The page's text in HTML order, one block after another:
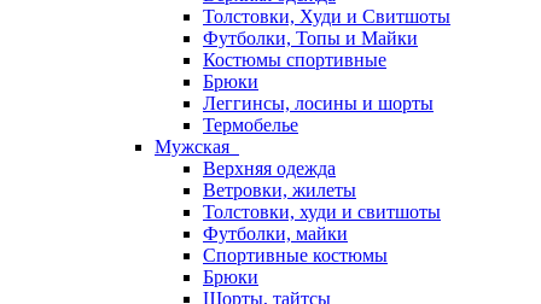
Толстовки, Худи и Свитшоты
Футболки, Топы и Майки
Костюмы спортивные
Брюки
Леггинсы, лосины и шорты
Термобелье
Мужская
Верхняя одежда
Ветровки, жилеты
Толстовки, худи и свитшоты
Футболки, майки
Спортивные костюмы
Брюки
Шорты, тайтсы